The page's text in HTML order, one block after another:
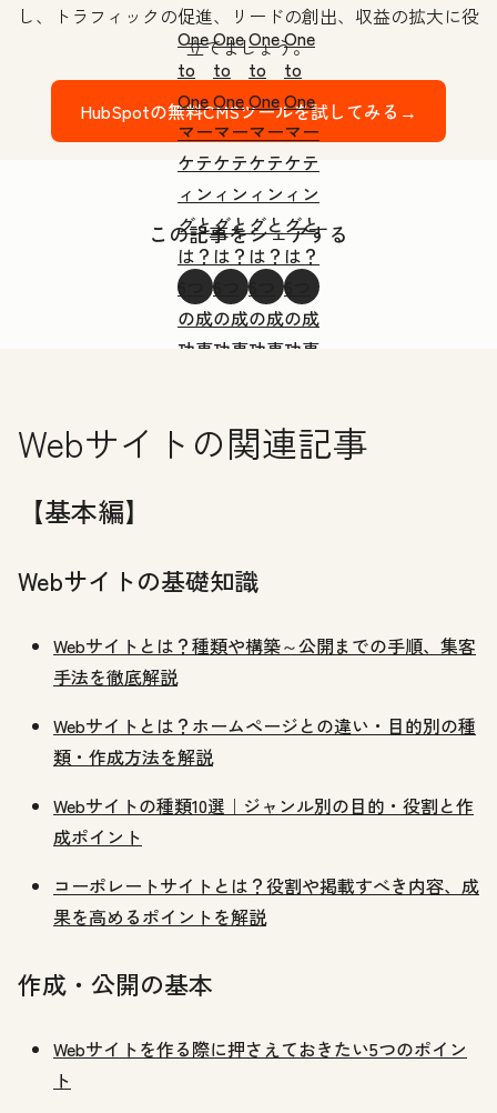
し、トラフィックの促進、リードの創出、収益の拡大に役
立てましょう。
HubSpotの無料CMSツールを試してみる→
この記事をシェアする
One
to
One
マー
ケテ
ィン
グと
は？
6つ
の成
功事
の手
One
to
One
マー
ケテ
ィン
グと
は？
6つ
の成
功事
の手
One
to
One
マー
ケテ
ィン
グと
は？
6つ
の成
功事
の手
One
to
One
マー
ケテ
ィン
グと
は？
6つ
の成
功事
の手
Webサイト の関連記事
【基本編】
Webサイトの基礎知識
Webサイトとは？種類や構築～公開までの手順、集客
手法を徹底解説
Webサイトとは？ホームページとの違い・目的別の種
類・作成方法を解説
Webサイトの種類10選｜ジャンル別の目的・役割と作
成ポイント
コーポレートサイトとは？役割や掲載すべき内容、成
果を高めるポイントを解説
作成・公開の基本
Webサイトを作る際に押さえておきたい5つのポイン
ト